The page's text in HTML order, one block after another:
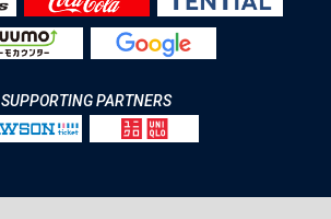
SUPPORTING PARTNERS